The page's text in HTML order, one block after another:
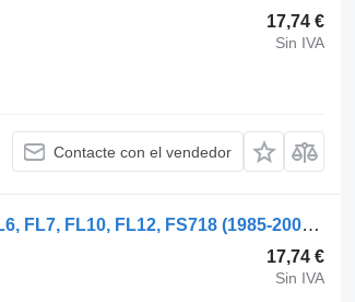
17,74 €
Sin IVA
Contacte con el vendedor
Volvo FL7 (01.85-12.98) 1594184 relé para Volvo FL, FL6, FL7, FL10, FL12, FS718 (1985-2005) cabeza tractora
17,74 €
Sin IVA